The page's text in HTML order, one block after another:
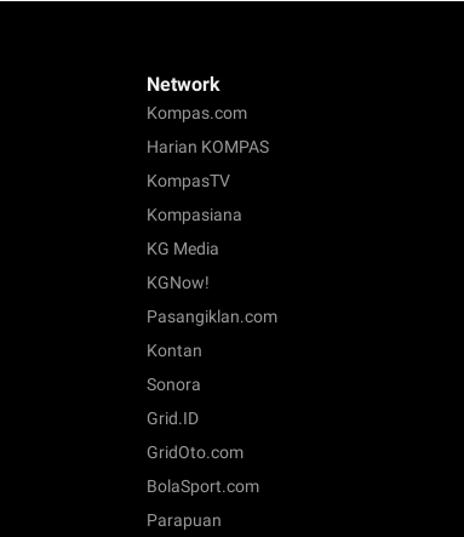
Network
Kompas.com
Harian KOMPAS
KompasTV
Kompasiana
KG Media
KGNow!
Pasangiklan.com
Kontan
Sonora
Grid.ID
GridOto.com
BolaSport.com
Parapuan